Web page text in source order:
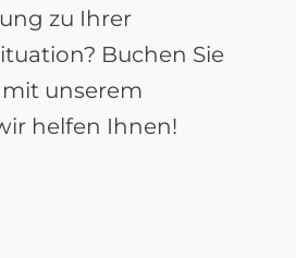
zu Ihrer
Buchen Sie
unserem
helfen Ihnen!